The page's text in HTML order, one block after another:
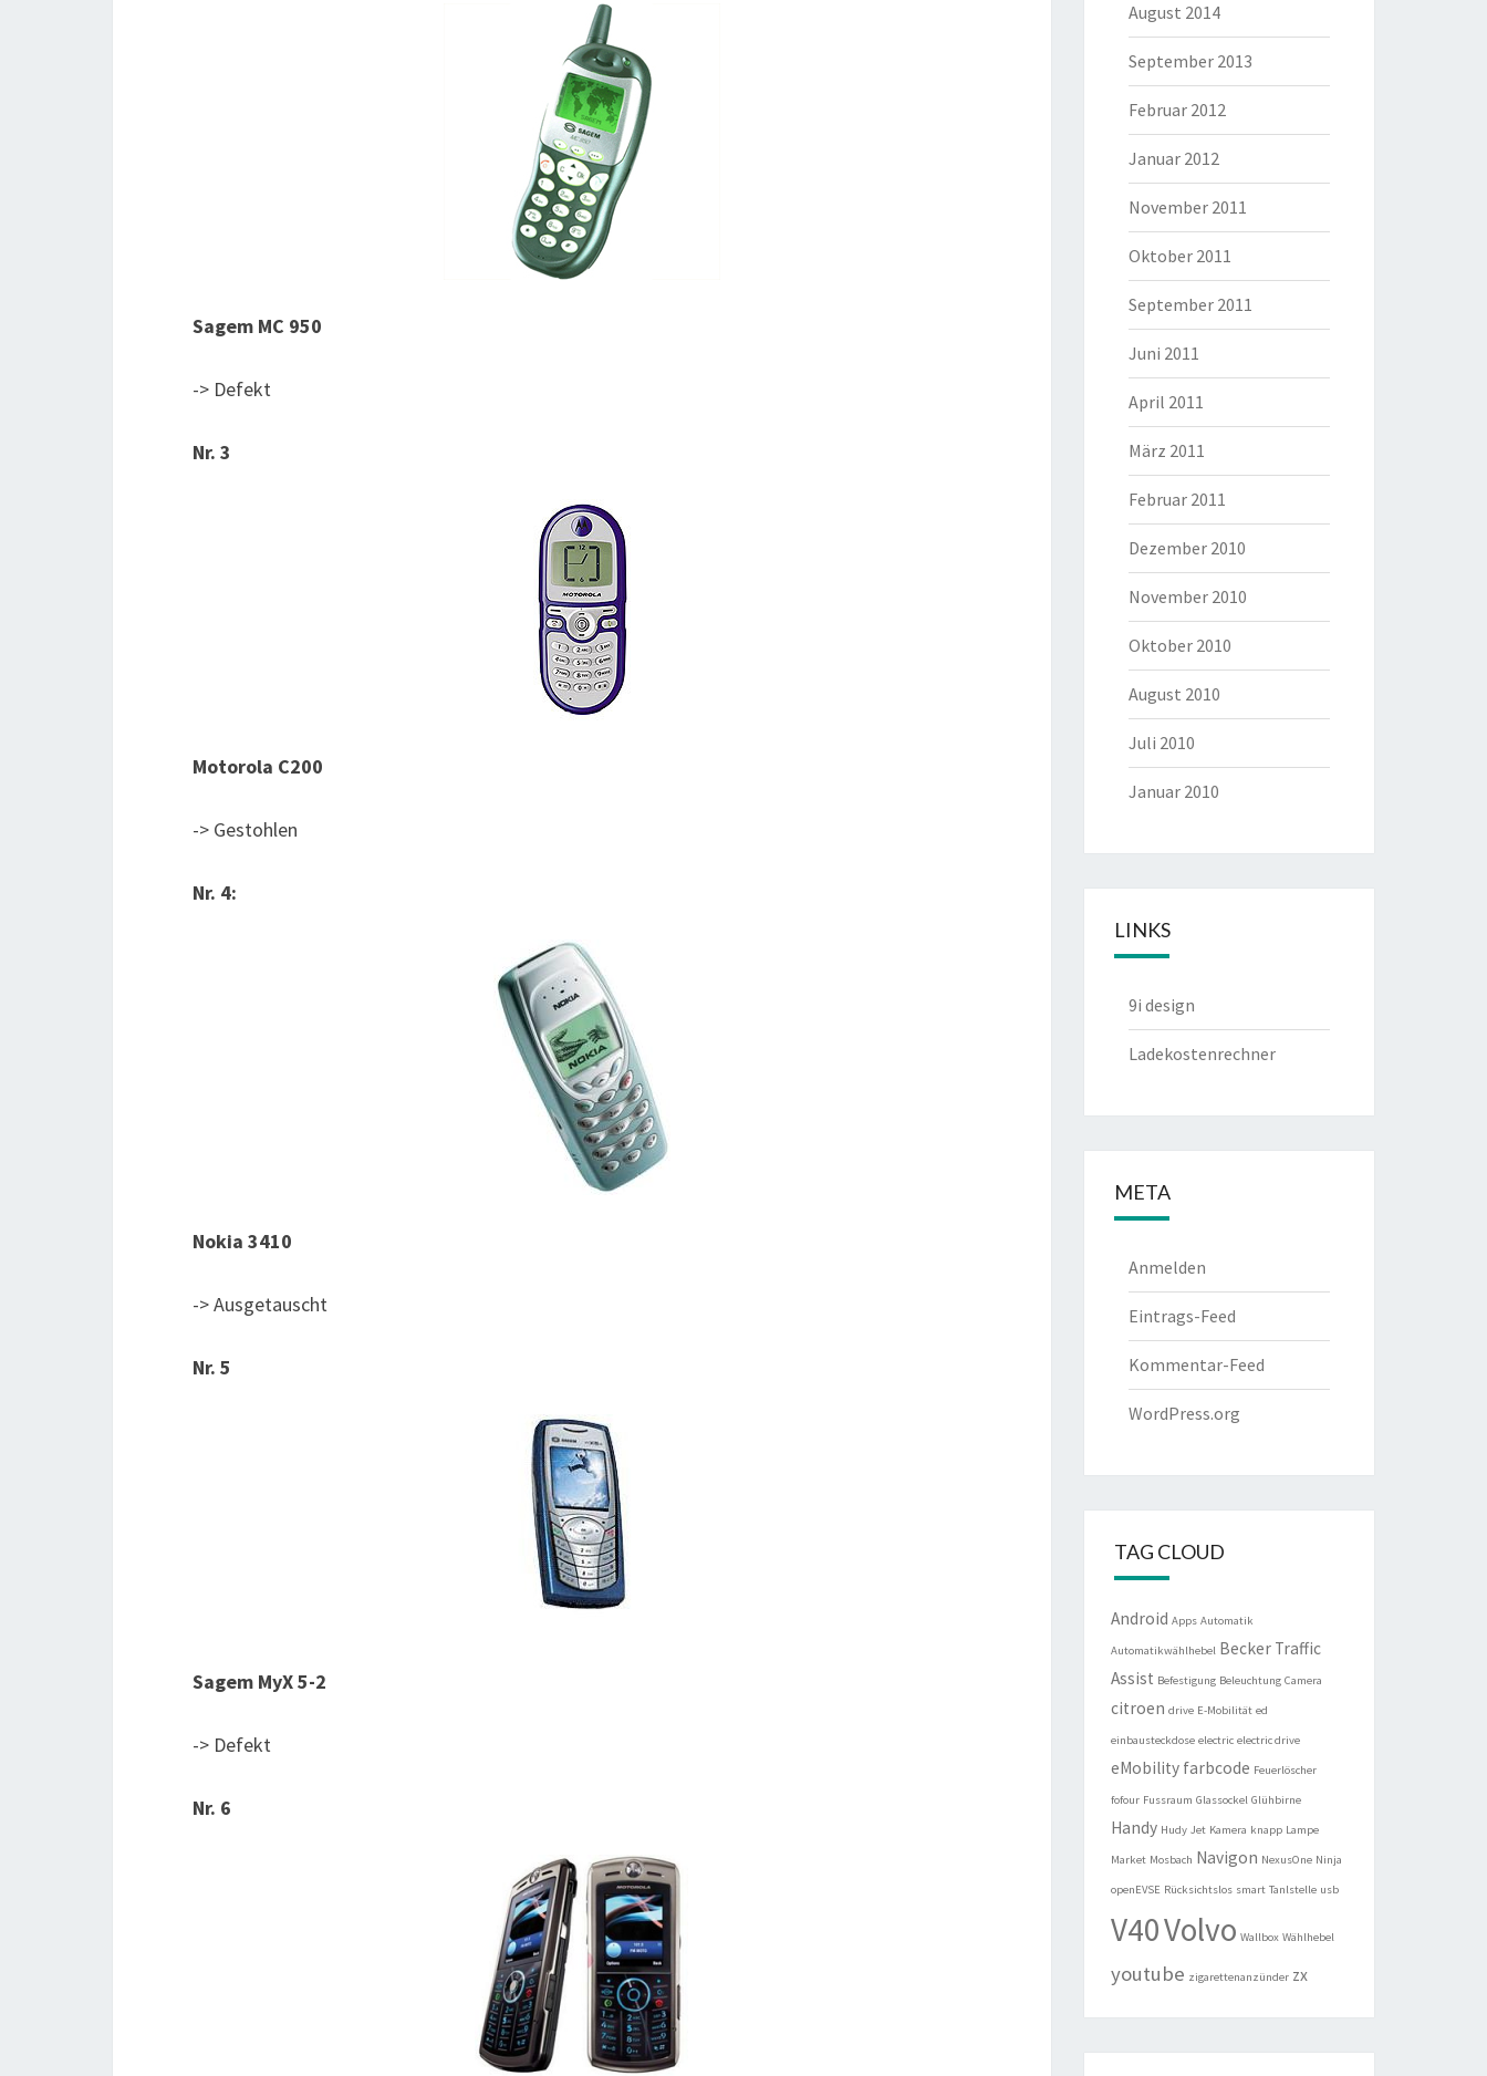
Sagem MC 950
-> Defekt
Nr. 3
Motorola C200
-> Gestohlen
Nr. 4:
Nokia 3410
-> Ausgetauscht
Nr. 5
Sagem MyX 5-2
-> Defekt
Nr. 6
August 2014
September 2013
Februar 2012
Januar 2012
November 2011
Oktober 2011
September 2011
Juni 2011
April 2011
März 2011
Februar 2011
Dezember 2010
November 2010
Oktober 2010
August 2010
Juli 2010
Januar 2010
LINKS
9i design
Ladekostenrechner
META
Anmelden
Eintrags-Feed
Kommentar-Feed
WordPress.org
TAG CLOUD
Android Apps Automatik
Automatikwählhebel Becker Traffic
Assist Befestigung Beleuchtung Camera
citroen drive E-Mobilität ed
einbausteckdose electric electric drive
eMobility farbcode Feuerlöscher
fofour Fussraum Glassockel Glühbirne
Handy Hudy Jet Kamera knapp Lampe
Market Mosbach Navigon NexusOne Ninja
openEVSE Rücksichtslos smart Tanlstelle usb
V40Volvo Wallbox Wählhebel
youtube zigarettenanzünder zx